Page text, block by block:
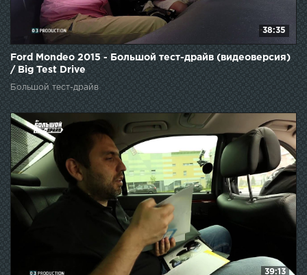
38:35
Ford Mondeo 2015 - Большой тест-драйв (видеоверсия)
/ Big Test Drive
Большой тест-драйв
39:13